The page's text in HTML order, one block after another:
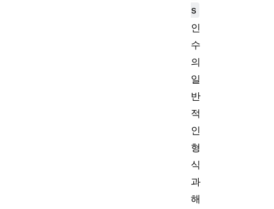
s
인
수
의
일
반
적
인
형
식
과
해